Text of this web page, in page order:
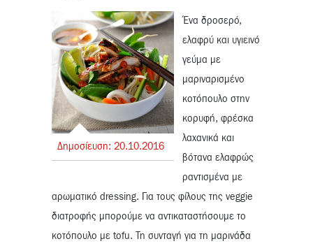
Δημοσίευση: 20.10.2016
Ένα δροσερό,
ελαφρύ και υγιεινό
γεύμα με
μαριναρισμένο
κοτόπουλο στην
κορυφή, φρέσκα
λαχανικά και
βότανα ελαφρώς
ραντισμένα με
αρωματικό dressing. Για τους φίλους της veggie
διατροφής μπορούμε να αντικαταστήσουμε το
κοτόπουλο με tofu. Τη συνταγή για τη μαρινάδα